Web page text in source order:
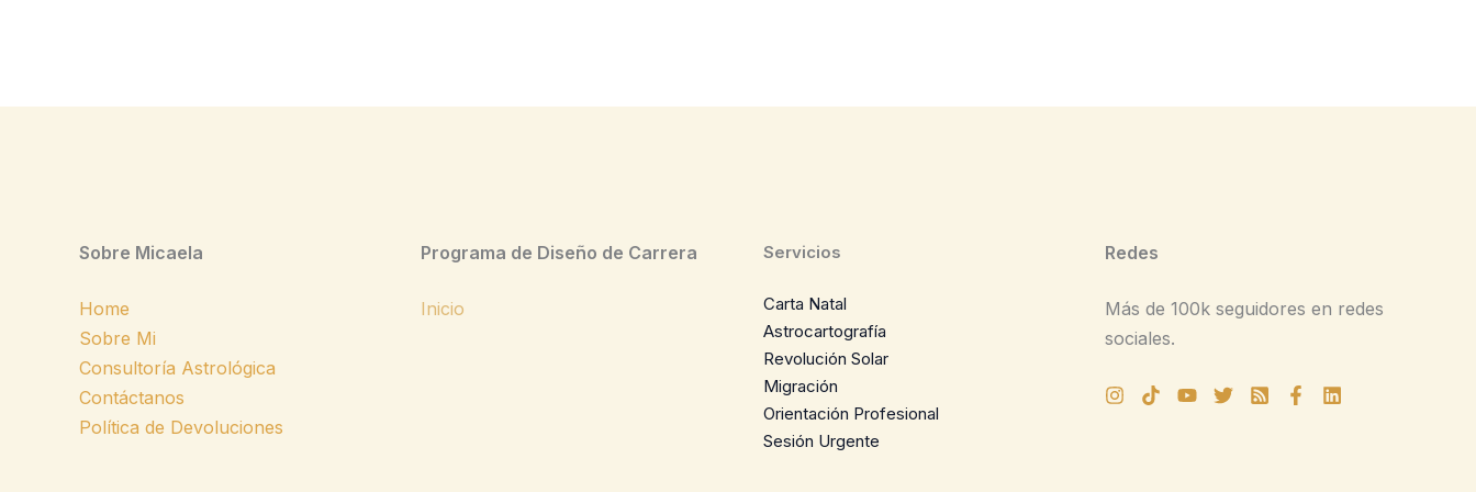
Sobre Micaela
Home
Sobre Mi
Consultoría Astrológica
Contáctanos
Política de Devoluciones
Programa de Diseño de Carrera
Inicio
Servicios
Carta Natal
Astrocartografía
Revolución Solar
Migración
Orientación Profesional
Sesión Urgente
Redes
Más de 100k seguidores en redes
sociales.